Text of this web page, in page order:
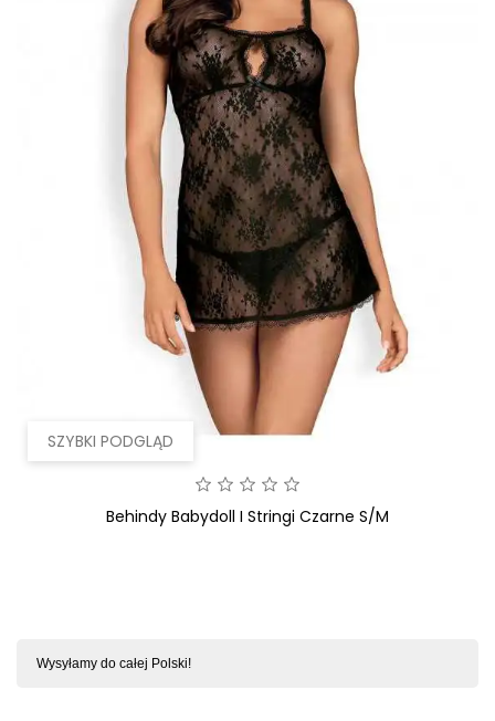
SZYBKI PODGLĄD
Behindy Babydoll I Stringi Czarne S/M
Wysyłamy do całej Polski!